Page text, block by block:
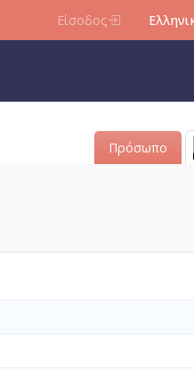
Είσοδος
Πρόσωπο